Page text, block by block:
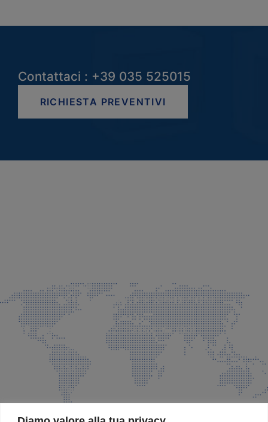
Contattaci : +39 035 525015
RICHIESTA PREVENTIVI
info@faeg.it
COMMERCIALE E SPEDIZIONI
Via Padre Elzi, 32 Grassobbio (BG)
035 525015
035 335037
info@faeg.it
SITE MAP